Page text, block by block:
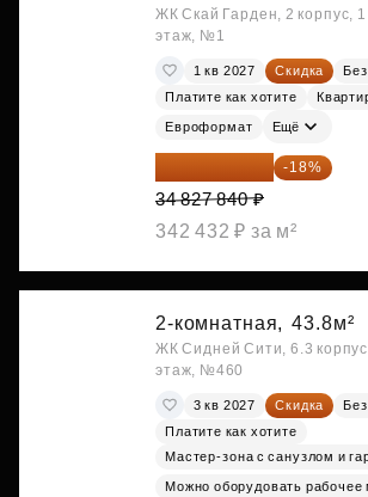
ЖК Скай Гарден, 2 корпус, 1
этаж, №1
1 кв 2027 Скидка
Платите как хотите
Евроформат Ещё
28 558 829 ₽ -18%
34 827 840 ₽
342 432 ₽ за м²
2-комнатная, 43.8м²
ЖК Сидней Сити, 6.3
этаж, №460
3 кв 2027 Скидка
Платите как хотите
Мастер-зона с санузлом и
Можно оборудовать рабочее